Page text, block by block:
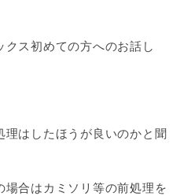
ス初めての方へのお話し
理はしたほうが良いのかと聞
場合はカミソリ等の前処理を